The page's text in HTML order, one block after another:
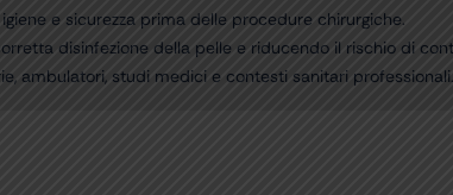
e sicurezza prima delle procedure chirurgiche.
disinfezione della pelle e riducendo il rischio di
ambulatori, studi medici e contesti sanitari professionali.